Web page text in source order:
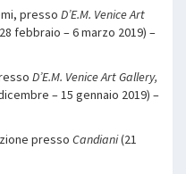
presso D’E.M. Venice Art
febbraio – 6 marzo 2019) –
D’E.M. Venice Art Gallery,
– 15 gennaio 2019) –
presso Candiani(21